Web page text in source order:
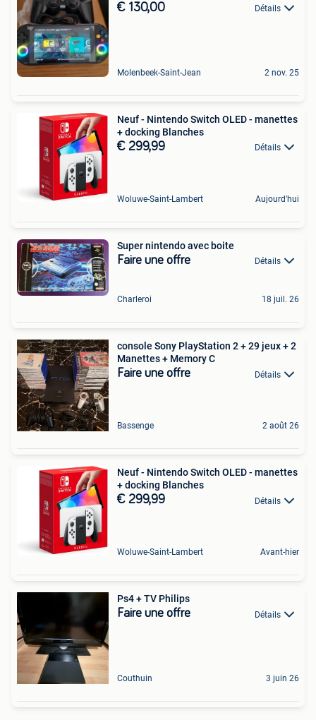
€ 130,00 Détails
Molenbeek-Saint-Jean 2 nov. 25
Neuf - Nintendo Switch OLED - manettes
+ docking Blanches
€ 299,99 Détails
Woluwe-Saint-Lambert Aujourd'hui
Super nintendo avec boite
Faire une offre Détails
Charleroi 18 juil. 26
console Sony PlayStation 2 + 29 jeux + 2
Manettes + Memory C
Faire une offre Détails
Bassenge 2 août 26
Neuf - Nintendo Switch OLED - manettes
+ docking Blanches
€ 299,99 Détails
Woluwe-Saint-Lambert Avant-hier
Ps4 + TV Philips
Faire une offre Détails
Couthuin 3 juin 26